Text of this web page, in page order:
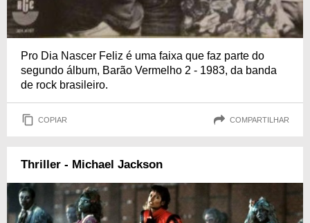
Pro Dia Nascer Feliz é uma faixa que faz parte do
segundo álbum, Barão Vermelho 2 - 1983, da banda
de rock brasileiro.
COPIAR COMPARTILHAR
Thriller - Michael Jackson